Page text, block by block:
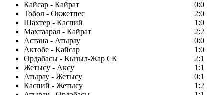
Кайсар - Кайрат
0:0
Тобол - Окжетпес
2:0
Шахтер - Каспий
1:0
Махтаарал - Кайрат
2:2
Астана - Атырау
0:0
Актобе - Кайсар
1:0
Ордабасы - Кызыл-Жар СК
2:1
Жетысу - Аксу
1:1
Атырау - Жетысу
0:1
Каспий - Жетысу
1:2